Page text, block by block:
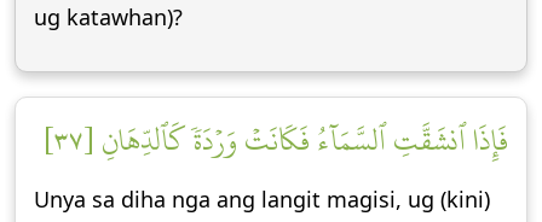
ug katawhan)?
فَإِذَا ٱنشَقَّتِ ٱلسَّمَآءُ فَكَانَتۡ وَرۡدَةٗ كَٱلدِّهَانِ [٣٧]
Unya sa diha nga ang langit magisi, ug (kini)